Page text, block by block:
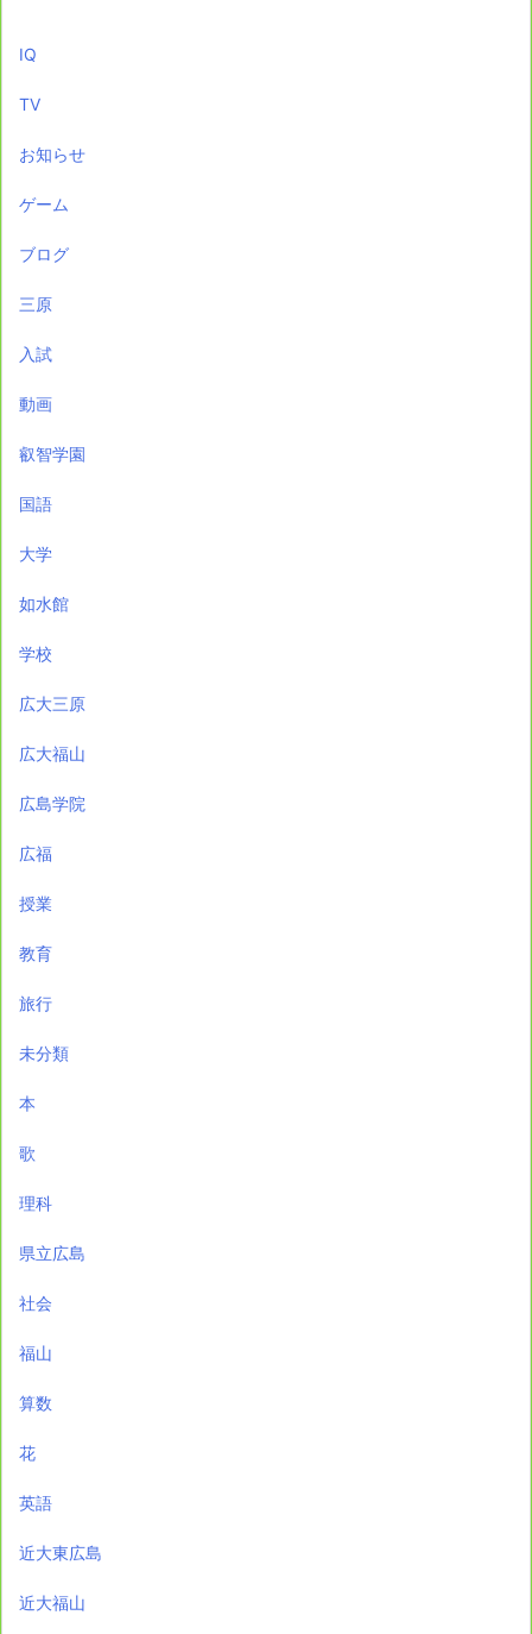
IQ
TV
お知らせ
ゲーム
ブログ
三原
入試
動画
叡智学園
国語
大学
如水館
学校
広大三原
広大福山
広島学院
広福
授業
教育
旅行
未分類
本
歌
理科
県立広島
社会
福山
算数
花
英語
近大東広島
近大福山